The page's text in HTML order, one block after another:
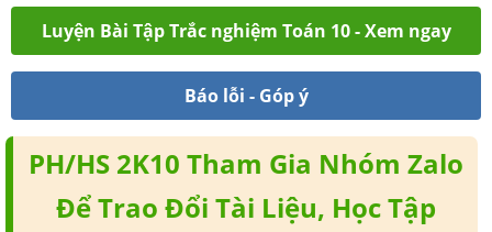
Luyện Bài Tập Trắc nghiệm Toán 10 - Xem ngay
Báo lỗi - Góp ý
PH/HS 2K10 Tham Gia Nhóm Zalo
Để Trao Đổi Tài Liệu, Học Tập